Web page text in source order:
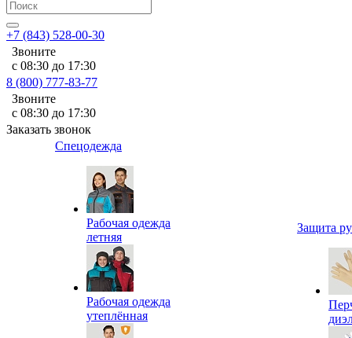
+7 (843) 528-00-30
Звоните
с 08:30 до 17:30
8 (800) 777-83-77
Звоните
с 08:30 до 17:30
Заказать звонок
Спецодежда
Рабочая одежда
летняя
Рабочая одежда
утеплённая
Защита